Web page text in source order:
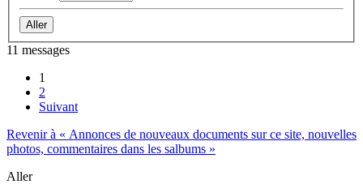
11 messages
1
2
Suivant
Revenir à « Annonces de nouveaux documents sur ce site, nouvelles
photos, commentaires dans les salbums »
Aller